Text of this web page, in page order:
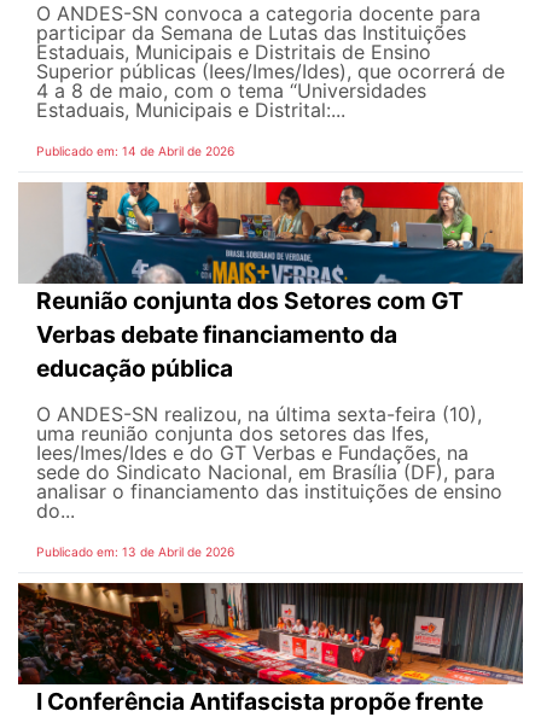
O ANDES-SN convoca a categoria docente para
participar da Semana de Lutas das Instituições
Estaduais, Municipais e Distritais de Ensino
Superior públicas (Iees/Imes/Ides), que ocorrerá de
4 a 8 de maio, com o tema “Universidades
Estaduais, Municipais e Distrital:...
Publicado em: 14 de Abril de 2026
Reunião conjunta dos Setores com GT
Verbas debate financiamento da
educação pública
O ANDES-SN realizou, na última sexta-feira (10),
uma reunião conjunta dos setores das Ifes,
Iees/Imes/Ides e do GT Verbas e Fundações, na
sede do Sindicato Nacional, em Brasília (DF), para
analisar o financiamento das instituições de ensino
do...
Publicado em: 13 de Abril de 2026
I Conferência Antifascista propõe frente